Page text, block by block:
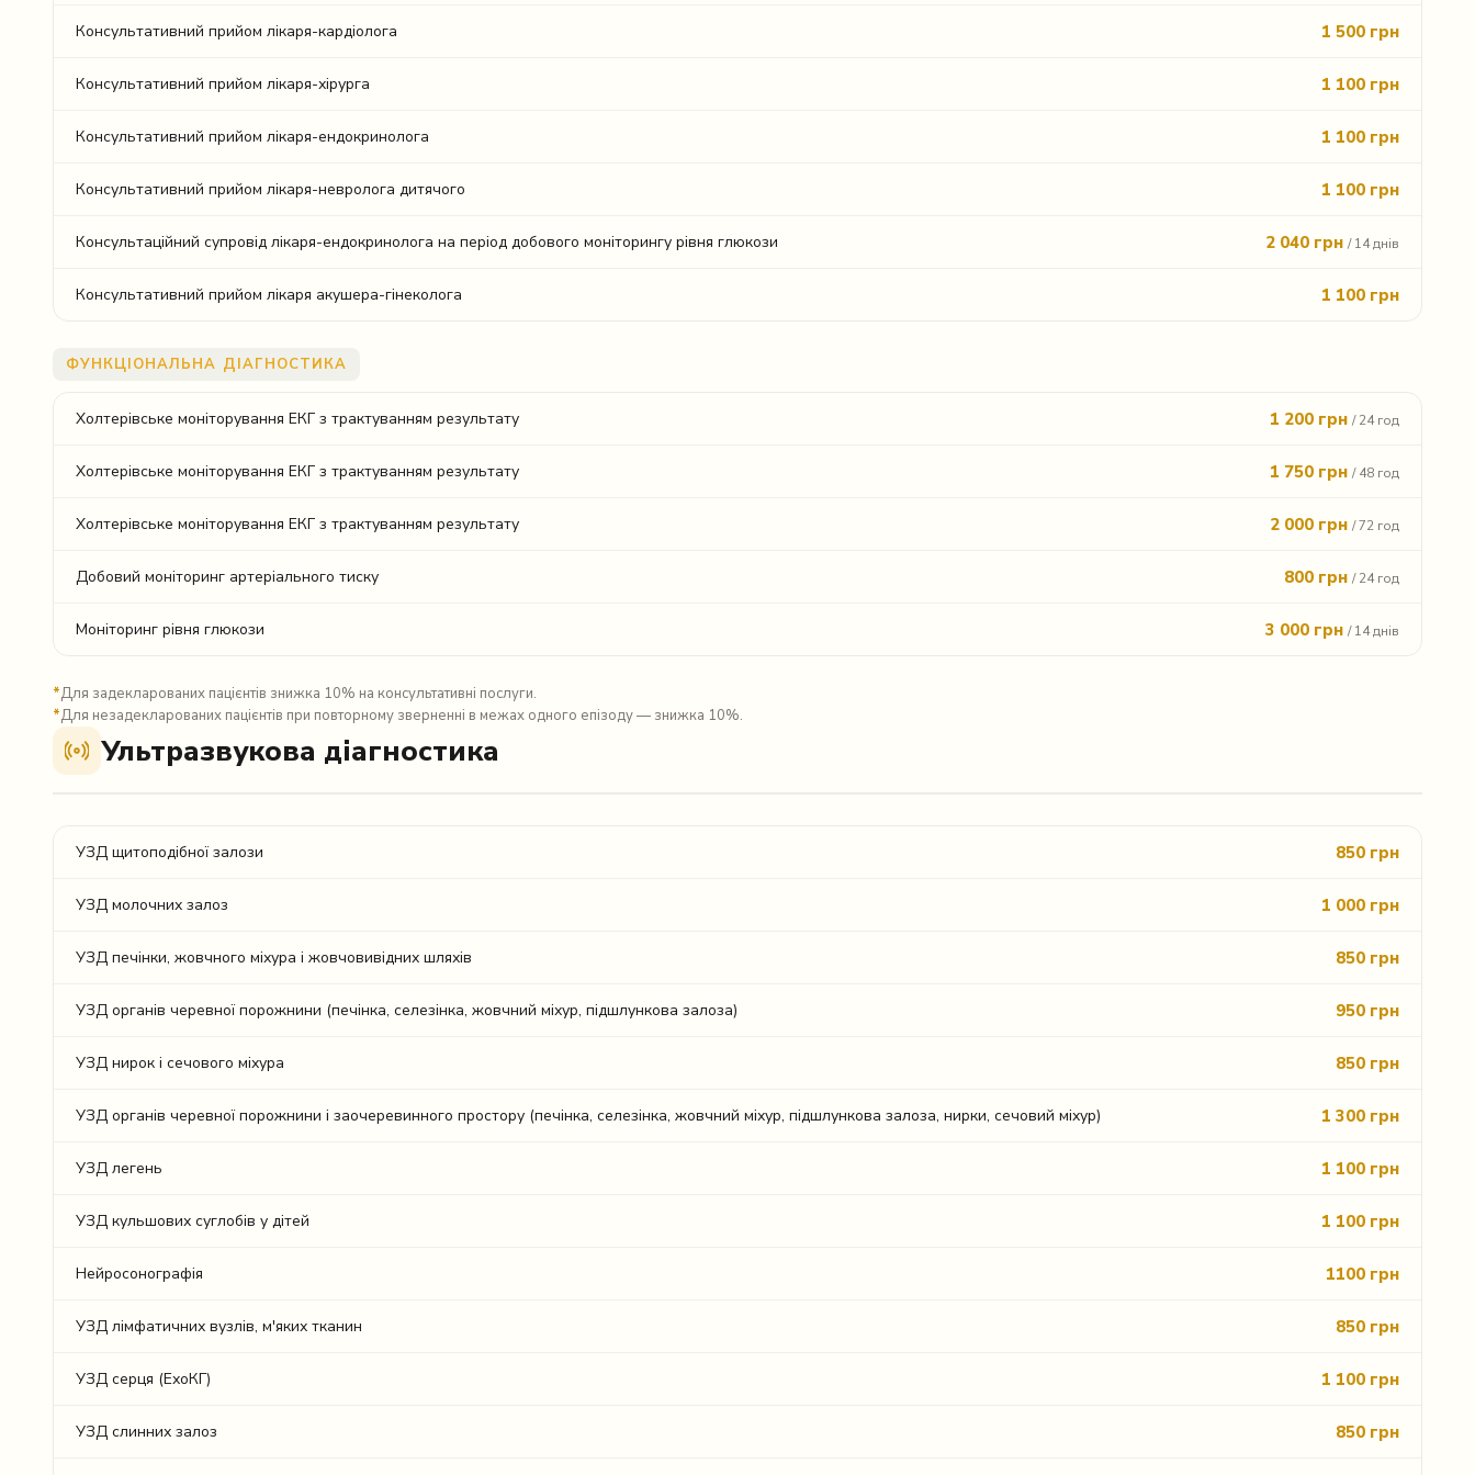
Консультативний прийом лікаря-кардіолога 1 500 грн
Консультативний прийом лікаря-хірурга 1 100 грн
Консультативний прийом лікаря-ендокринолога 1 100 грн
Консультативний прийом лікаря-невролога дитячого 1 100 грн
Консультаційний супровід лікаря-ендокринолога на період добового моніторингу рівня глюкози 2 040 грн / 14 днів
Консультативний прийом лікаря акушера-гінеколога 1 100 грн
ФУНКЦІОНАЛЬНА ДІАГНОСТИКА
Холтерівське моніторування ЕКГ з трактуванням результату 1 200 грн / 24 год
Холтерівське моніторування ЕКГ з трактуванням результату 1 750 грн / 48 год
Холтерівське моніторування ЕКГ з трактуванням результату 2 000 грн / 72 год
Добовий моніторинг артеріального тиску 800 грн / 24 год
Моніторинг рівня глюкози 3 000 грн / 14 днів
*Для задекларованих пацієнтів знижка 10% на консультативні послуги.
*Для незадекларованих пацієнтів при повторному зверненні в межах одного епізоду — знижка 10%.
Ультразвукова діагностика
УЗД щитоподібної залози 850 грн
УЗД молочних залоз 1 000 грн
УЗД печінки, жовчного міхура і жовчовивідних шляхів 850 грн
УЗД органів черевної порожнини (печінка, селезінка, жовчний міхур, підшлункова залоза) 950 грн
УЗД нирок і сечового міхура 850 грн
УЗД органів черевної порожнини і заочеревинного простору (печінка, селезінка, жовчний міхур, підшлункова залоза, нирки, сечовий міхур) 1 300 грн
УЗД легень 1 100 грн
УЗД кульшових суглобів у дітей 1 100 грн
Нейросонографія 1100 грн
УЗД лімфатичних вузлів, м'яких тканин 850 грн
УЗД серця (ЕхоКГ) 1 100 грн
УЗД слинних залоз 850 грн